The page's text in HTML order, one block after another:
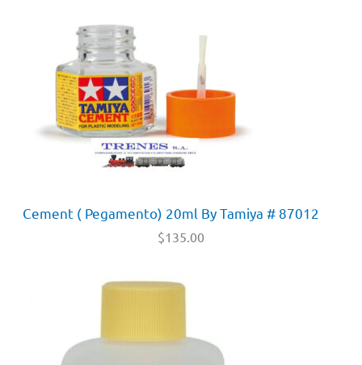
Cement ( Pegamento) 20ml By Tamiya # 87012
$135.00